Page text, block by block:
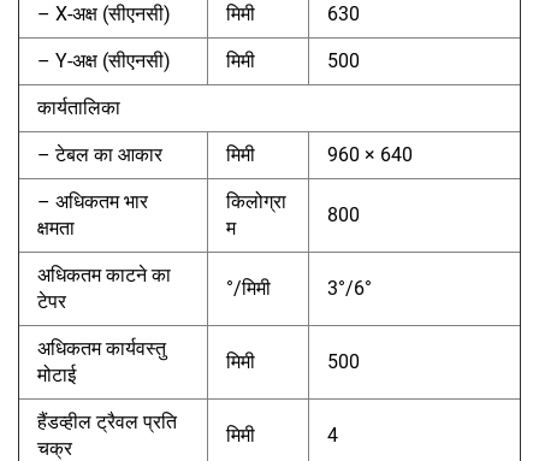
– X-अक्ष (सीएनसी) मिमी 630
– Y-अक्ष (सीएनसी) मिमी 500
कार्यतालिका
– टेबल का आकार मिमी 960 × 640
– अधिकतम भार
क्षमता
किलोग्रा
म
800
अधिकतम काटने का
टेपर
°/मिमी 3°/6°
अधिकतम कार्यवस्तु
मोटाई
मिमी 500
हैंडव्हील ट्रैवल प्रति
चक्र
मिमी 4